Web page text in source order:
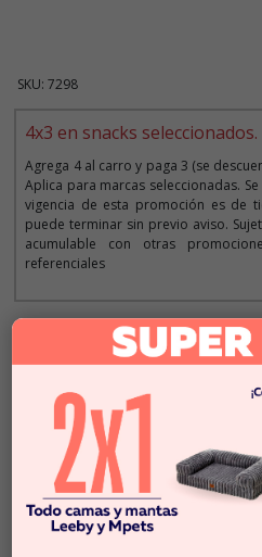
SKU: 7298
4x3 en snacks seleccionados.
Agrega 4 al carro y paga 3 (se
Aplica para marcas seleccionadas.
vigencia de esta promoción es de
puede terminar sin previo aviso.
acumulable con otras
referenciales
Descripción
$2.790
En Stock
Añadir al